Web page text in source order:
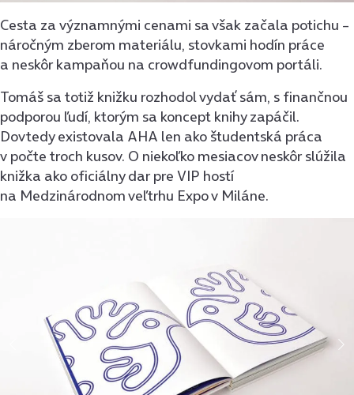
Cesta za významnými cenami sa však začala potichu –
náročným zberom materiálu, stovkami hodín práce
a neskôr kampaňou na crowdfundingovom portáli.
Tomáš sa totiž knižku rozhodol vydať sám, s finančnou
podporou ľudí, ktorým sa koncept knihy zapáčil.
Dovtedy existovala AHA len ako študentská práca
v počte troch kusov. O niekoľko mesiacov neskôr slúžila
knižka ako oficiálny dar pre VIP hostí
na Medzinárodnom veľtrhu Expo v Miláne.